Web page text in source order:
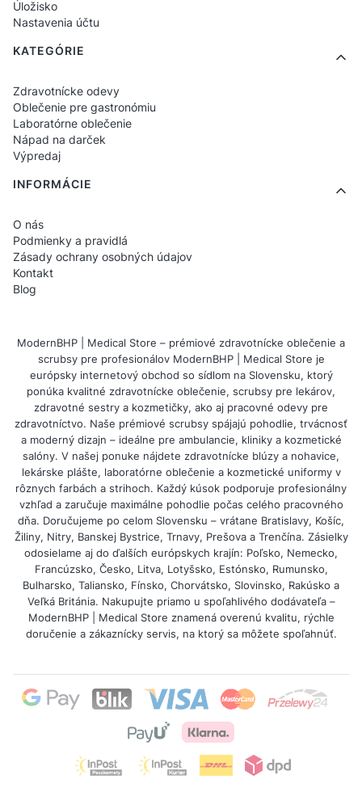
Úložisko
Nastavenia účtu
KATEGÓRIE
Zdravotnícke odevy
Oblečenie pre gastronómiu
Laboratórne oblečenie
Nápad na darček
Výpredaj
INFORMÁCIE
O nás
Podmienky a pravidlá
Zásady ochrany osobných údajov
Kontakt
Blog
ModernBHP | Medical Store – prémiové zdravotnícke oblečenie a
scrubsy pre profesionálov ModernBHP | Medical Store je
európsky internetový obchod so sídlom na Slovensku, ktorý
ponúka kvalitné zdravotnícke oblečenie, scrubsy pre lekárov,
zdravotné sestry a kozmetičky, ako aj pracovné odevy pre
zdravotníctvo. Naše prémiové scrubsy spájajú pohodlie, trvácnosť
a moderný dizajn – ideálne pre ambulancie, kliniky a kozmetické
salóny. V našej ponuke nájdete zdravotnícke blúzy a nohavice,
lekárske plášte, laboratórne oblečenie a kozmetické uniformy v
rôznych farbách a strihoch. Každý kúsok podporuje profesionálny
vzhľad a zaručuje maximálne pohodlie počas celého pracovného
dňa. Doručujeme po celom Slovensku – vrátane Bratislavy, Košíc,
Žiliny, Nitry, Banskej Bystrice, Trnavy, Prešova a Trenčína. Zásielky
odosielame aj do ďalších európskych krajín: Poľsko, Nemecko,
Francúzsko, Česko, Litva, Lotyšsko, Estónsko, Rumunsko,
Bulharsko, Taliansko, Fínsko, Chorvátsko, Slovinsko, Rakúsko a
Veľká Británia. Nakupujte priamo u spoľahlivého dodávateľa –
ModernBHP | Medical Store znamená overenú kvalitu, rýchle
doručenie a zákaznícky servis, na ktorý sa môžete spoľahnúť.